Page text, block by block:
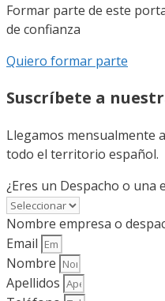
Formar parte de este
de confianza
Quiero formar parte
Suscríbete a
Llegamos mensualmente
todo el territorio español.
¿Eres un Despacho o una
Nombre empresa o
Email
Nombre
Apellidos